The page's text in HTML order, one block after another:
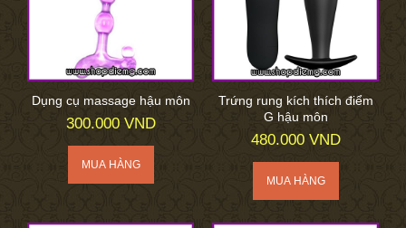
Dụng cụ massage hậu môn
300.000 VND
Trứng rung kích thích điểm
G hậu môn
480.000 VND